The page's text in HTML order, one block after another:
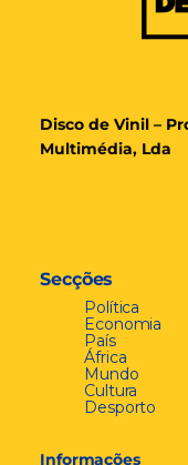
Disco de Vinil –
Multimédia, Lda
Secções
Política
Economia
País
África
Mundo
Cultura
Desporto
Informações